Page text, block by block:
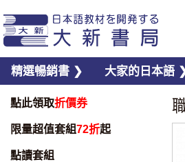
精選暢銷書 ❯ 大家的日本語
點此領取折價券
限量超值套組72折起
點讀套組